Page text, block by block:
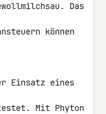
Das
können
Einsatz eines
Mit Phyton